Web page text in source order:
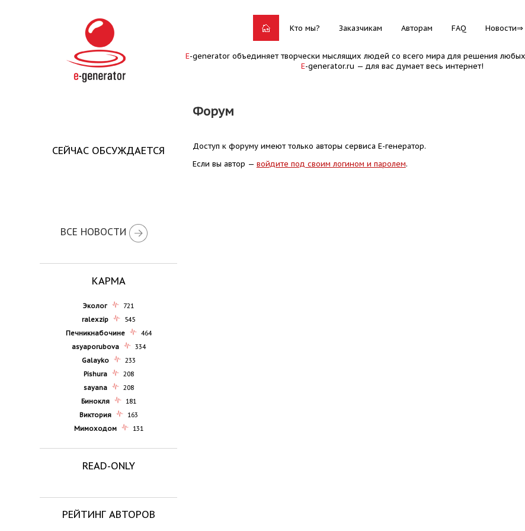
Кто мы? Заказчикам Авторам FAQ Новости
E-generator объединяет творчески мыслящих людей со всего мира для решения любых
E-generator.ru — для вас думает весь интернет!
Форум
СЕЙЧАС ОБСУЖДАЕТСЯ
ВСЕ НОВОСТИ
КАРМА
Эколог
721
ralexzip
545
Печникнабочине
464
asyaporubova
334
Galayko
233
Pishura
208
sayana
208
Бинокля
181
Виктория
163
Мимоходом
131
READ-ONLY
РЕЙТИНГ АВТОРОВ
Доступ к форуму имеют только авторы сервиса Е-генератор.
Если вы автор — войдите под своим логином и паролем.